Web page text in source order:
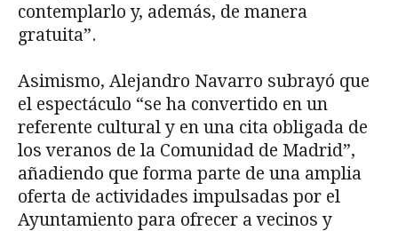
contemplarlo y, además, de manera
gratuita”.
Asimismo, Alejandro Navarro subrayó que
el espectáculo “se ha convertido en un
referente cultural y en una cita obligada de
los veranos de la Comunidad de Madrid”,
añadiendo que forma parte de una amplia
oferta de actividades impulsadas por el
Ayuntamiento para ofrecer a vecinos y